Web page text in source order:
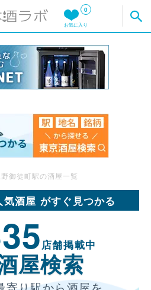
0
お気に入り
野御徒町駅の酒屋一覧
酒屋 がすぐ見つかる
店舗掲載中
屋検索
寄り駅から酒屋を